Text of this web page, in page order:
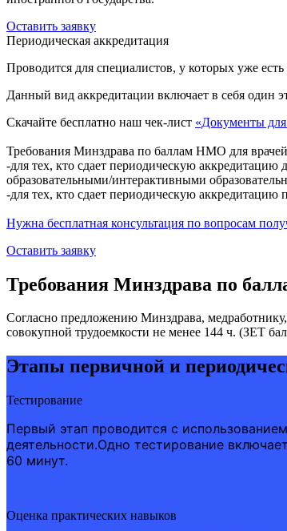
Оставить заявку
Периодическая аккредитация
Проводится для специалистов, у которых уже
Данный вид аккредитации включает в себя один
Скачайте бесплатно наш чек-лист «Документы
Требования Минздрава по баллам НМО для
-для тех, кто сдает периодическую
образовательными/интерактивными
-для тех, кто сдает периодическую
Нужна бесплатная консультация по вопросам
Оставить заявку
Требования Минздрава по
Согласно предложению Минздрава,
совокупной трудоемкости не менее 144 ч. (ЗЕТ
Этапы первичной и
Тестирование
Первый этап проводится с
деятельности.Одно тестирование
60 минут.
Оценка практических навыков